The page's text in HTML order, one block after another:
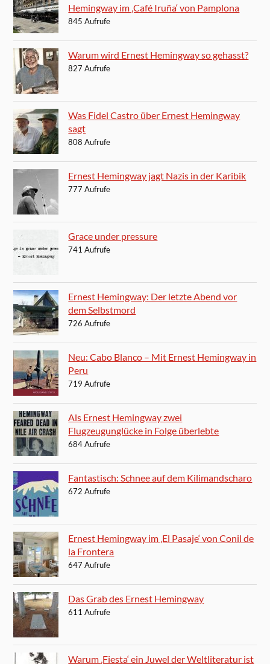
Hemingway im ‚Café Iruña‘ von Pamplona
845 Aufrufe
Warum wird Ernest Hemingway so gehasst?
827 Aufrufe
Was Fidel Castro über Ernest Hemingway
sagt
808 Aufrufe
Ernest Hemingway jagt Nazis in der Karibik
777 Aufrufe
Grace under pressure
741 Aufrufe
Ernest Hemingway: Der letzte Abend vor
dem Selbstmord
726 Aufrufe
Neu: Cabo Blanco – Mit Ernest Hemingway in
Peru
719 Aufrufe
Als Ernest Hemingway zwei
Flugzeugunglücke in Folge überlebte
684 Aufrufe
Fantastisch: Schnee auf dem Kilimandscharo
672 Aufrufe
Ernest Hemingway im ‚El Pasaje‘ von Conil de
la Frontera
647 Aufrufe
Das Grab des Ernest Hemingway
611 Aufrufe
Warum ‚Fiesta‘ ein Juwel der Weltliteratur ist